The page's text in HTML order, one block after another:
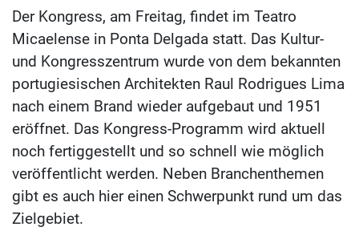
Der Kongress, am Freitag, findet im Teatro
Micaelense in Ponta Delgada statt. Das Kultur-
und Kongresszentrum wurde von dem bekannten
portugiesischen Architekten Raul Rodrigues Lima
nach einem Brand wieder aufgebaut und 1951
eröffnet. Das Kongress-Programm wird aktuell
noch fertiggestellt und so schnell wie möglich
veröffentlicht werden. Neben Branchenthemen
gibt es auch hier einen Schwerpunkt rund um das
Zielgebiet.